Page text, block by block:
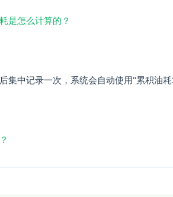
是怎么计算的？
集中记录一次，系统会自动使用"累积油耗